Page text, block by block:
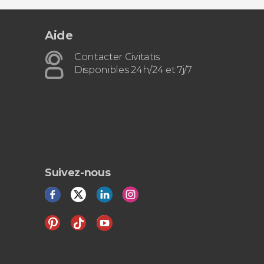
Aide
Contacter Civitatis
Disponibles 24h/24 et 7j/7
Suivez-nous